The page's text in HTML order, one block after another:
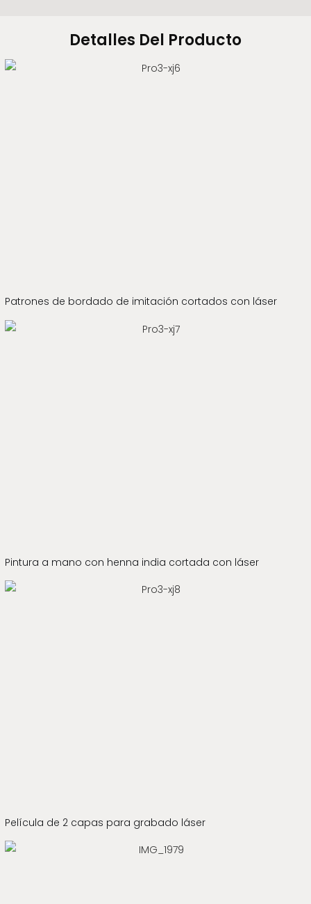
Detalles Del Producto
Patrones de bordado de imitación cortados con láser
Pintura a mano con henna india cortada con láser
Película de 2 capas para grabado láser